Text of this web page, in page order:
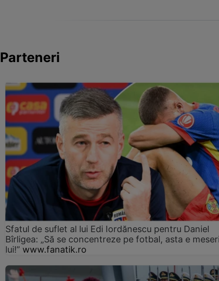
Parteneri
Sfatul de suflet al lui Edi Iordănescu pentru Daniel
Bîrligea: „Să se concentreze pe fotbal, asta e
lui!” www.fanatik.ro